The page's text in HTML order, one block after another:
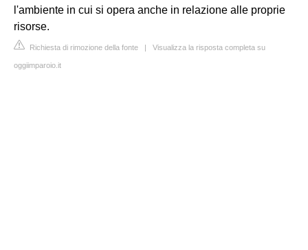
l'ambiente in cui si opera anche in relazione alle proprie
risorse.
Richiesta di rimozione della fonte | Visualizza la risposta completa su
oggiimparoio.it